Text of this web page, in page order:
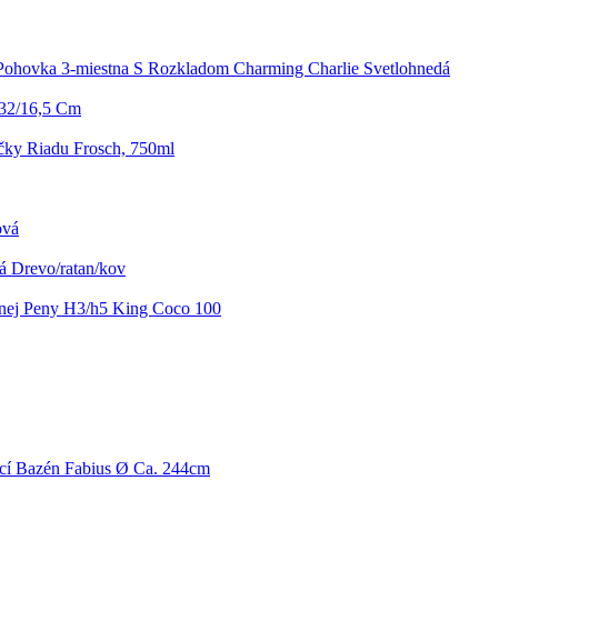
3-miestna S Rozkladom Charming Charlie Svetlohnedá
16,5 Cm
Riadu Frosch, 750ml
Drevo/ratan/kov
Peny H3/h5 King Coco 100
Bazén Fabius Ø Ca. 244cm